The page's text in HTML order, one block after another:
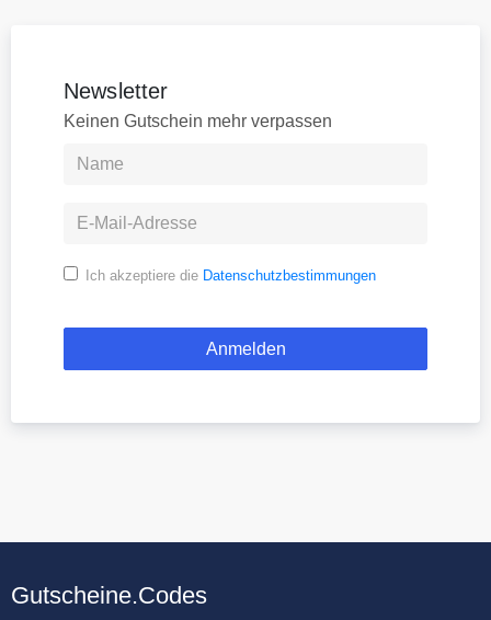
Newsletter
Keinen Gutschein mehr verpassen
Ich akzeptiere die Datenschutzbestimmungen
Gutscheine.Codes